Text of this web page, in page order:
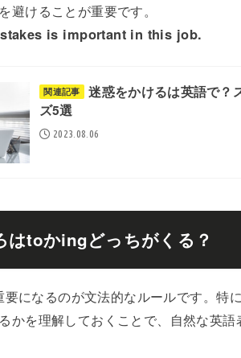
避けることが重要です。
is important in this job.
関連記事
迷惑をかけるは英語で？
ズ5選
2023.08.06
はtoかingどっちがくる？
になるのが文法的なルールです。特
かを理解しておくことで、自然な英語